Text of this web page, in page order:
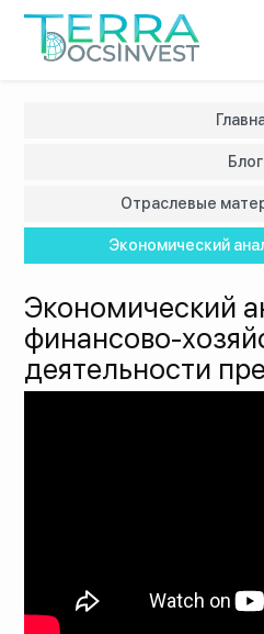
Блог
Отраслевые
Экономический
Экономический
финансово-
деятельности